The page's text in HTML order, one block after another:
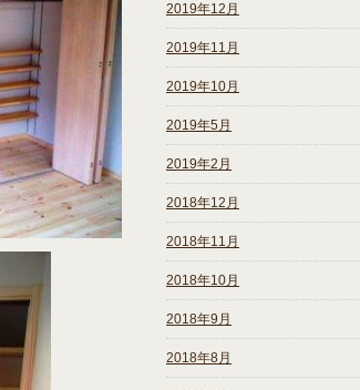
2019年12月
2019年11月
2019年10月
2019年5月
2019年2月
2018年12月
2018年11月
2018年10月
2018年9月
2018年8月